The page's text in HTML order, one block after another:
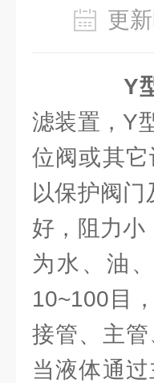
更
Y
滤装置，Y
位阀或其
以保护阀
好，阻力小
为水、油
10~100目
接管、主
当液体通